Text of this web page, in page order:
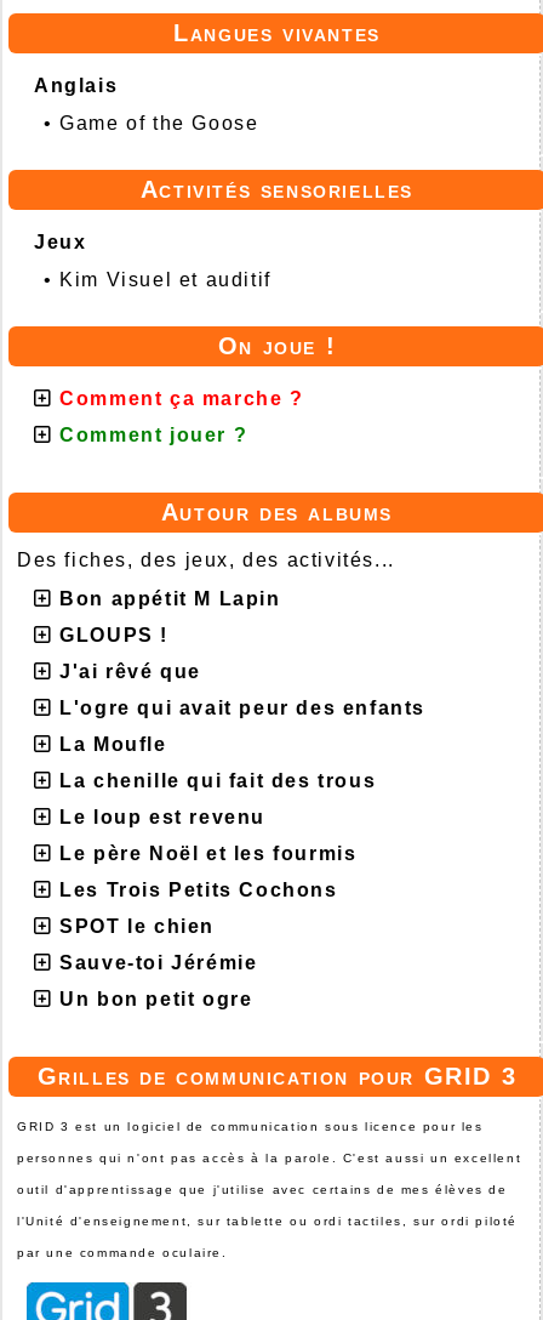
Langues vivantes
Anglais
•Game of the Goose
Activités sensorielles
Jeux
• Kim Visuel et auditif
On joue !
Comment ça marche ?
Comment jouer ?
Autour des albums
Des fiches, des jeux, des activités...
Bon appétit M Lapin
GLOUPS !
J'ai rêvé que
L'ogre qui avait peur des enfants
La Moufle
La chenille qui fait des trous
Le loup est revenu
Le père Noël et les fourmis
Les Trois Petits Cochons
SPOT le chien
Sauve-toi Jérémie
Un bon petit ogre
Grilles de communication pour GRID 3
GRID 3 est un logiciel de communication sous licence pour les
personnes qui n'ont pas accès à la parole. C'est aussi un excellent
outil d'apprentissage que j'utilise avec certains de mes élèves de
l'Unité d'enseignement, sur tablette ou ordi tactiles, sur ordi piloté
par une commande oculaire.